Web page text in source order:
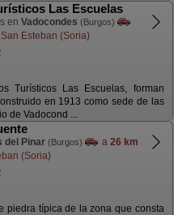
Las Escuelas
en Vadocondes (Burgos)
Esteban (Soria)
Turísticos Las Escuelas, forman
en 1913 como sede de las
de Vadocond ...
del Pinar (Burgos) a 26 km
(Soria)
piedra típica de la zona que consta